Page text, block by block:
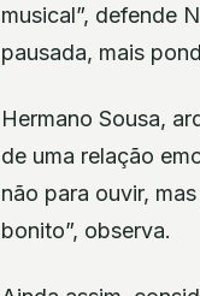
musical”, defende
pausada, mais
Hermano Sousa,
de uma relação
não para ouvir,
bonito”, observa.